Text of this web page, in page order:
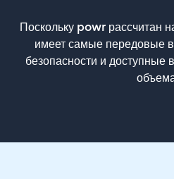
Поскольку powr рассчитан
имеет самые передовые
безопасности и доступные